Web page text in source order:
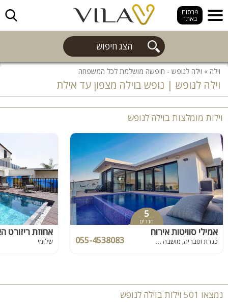
פרסום
באתר
הצג חיפוש
חפש
וילה » וילה לנופש - חופשה מושלמת לכל המשפחה
וילה לנופש | נופש בוילה מצפון עד אילת
וילות מומלצות בוילה לנופש
5
חדרים
אמילי סוויטות אירוח
כנרת וטבריה, מושבה כנרת 055-4538083
אחוזת ריזורט
שלומי
נמצאו 501 וילות בוילה לנופש